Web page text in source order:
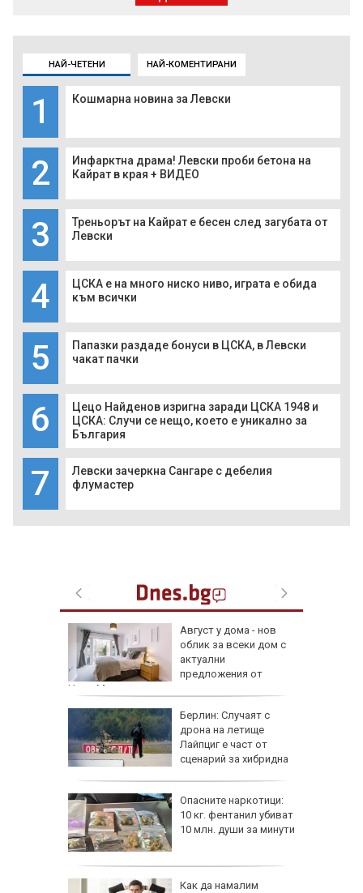
НАЙ-ЧЕТЕНИ НАЙ-КОМЕНТИРАНИ
1 Кошмарна новина за Левски
2
Инфарктна драма! Левски проби бетона на
Кайрат в края + ВИДЕО
3
Треньорът на Кайрат е бесен след загубата от
Левски
4
ЦСКА е на много ниско ниво, играта е обида
към всички
5
Папазки раздаде бонуси в ЦСКА, в Левски
чакат пачки
6
Цецо Найденов изригна заради ЦСКА 1948 и
ЦСКА: Случи се нещо, което е уникално за
България
7
Левски зачеркна Сангаре с дебелия
флумастер
Август у дома - нов
облик за всеки дом с
актуални
предложения от
HomeMax
Берлин: Случаят с
дрона на летище
Лайпциг е част от
сценарий за хибридна
Опасните наркотици:
10 кг. фентанил убиват
10 млн. души за минути
Как да намалим